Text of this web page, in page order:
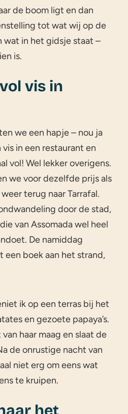
de boom ligt en dan
tot wat wij op de
wat in het gidsje staat –
is.
vis in
we een hapje – nou ja
in een restaurant en
vol! Wel lekker overigens.
we voor dezelfde prijs als
terug naar Tarrafal.
door de stad,
van Assomada wel heel
De namiddag
een boek aan het strand,
ik op een terras bij het
en gezoete papaya’s.
haar maag en slaat de
de onrustige nacht van
niet erg om eens wat
te kruipen.